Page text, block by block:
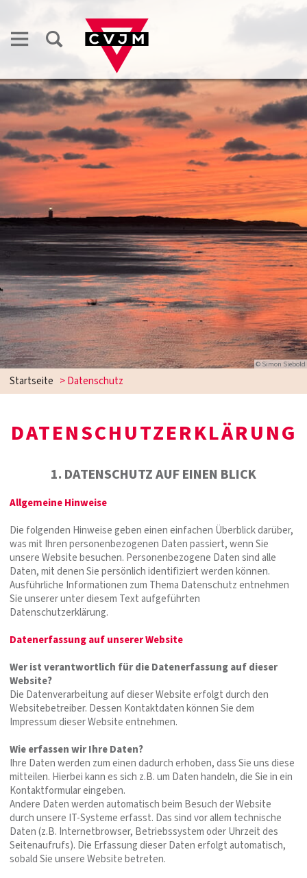
© Simon Siebold
Startseite >Datenschutz
DATENSCHUTZERKLÄRUNG
1. DATENSCHUTZ AUF EINEN BLICK
Allgemeine Hinweise
Die folgenden Hinweise geben einen einfachen Überblick darüber,
was mit Ihren personenbezogenen Daten passiert, wenn Sie
unsere Website besuchen. Personenbezogene Daten sind alle
Daten, mit denen Sie persönlich identifiziert werden können.
Ausführliche Informationen zum Thema Datenschutz entnehmen
Sie unserer unter diesem Text aufgeführten
Datenschutzerklärung.
Datenerfassung auf unserer Website
Wer ist verantwortlich für die Datenerfassung auf dieser
Website?
Die Datenverarbeitung auf dieser Website erfolgt durch den
Websitebetreiber. Dessen Kontaktdaten können Sie dem
Impressum dieser Website entnehmen.
Wie erfassen wir Ihre Daten?
Ihre Daten werden zum einen dadurch erhoben, dass Sie uns diese
mitteilen. Hierbei kann es sich z.B. um Daten handeln, die Sie in ein
Kontaktformular eingeben.
Andere Daten werden automatisch beim Besuch der Website
durch unsere IT-Systeme erfasst. Das sind vor allem technische
Daten (z.B. Internetbrowser, Betriebssystem oder Uhrzeit des
Seitenaufrufs). Die Erfassung dieser Daten erfolgt automatisch,
sobald Sie unsere Website betreten.